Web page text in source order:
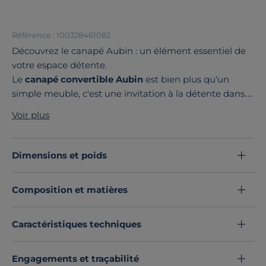
Référence : 100328461082
Découvrez le canapé Aubin : un élément essentiel de
votre espace détente.
Le canapé convertible Aubin est bien plus qu'un
simple meuble, c'est une invitation à la détente dans
simples et authentiques, il s'intègre harmonieusement
dans divers styles d'intérieur, devenant rapidement le
point central de votre salon.
profiter d'un moment de lecture ou rassembler vos
amis, ce canapé saura vous offrir un merveilleux
moment.
Voir plus
Dimensions et poids
Composition et matières
Caractéristiques techniques
Engagements et traçabilité